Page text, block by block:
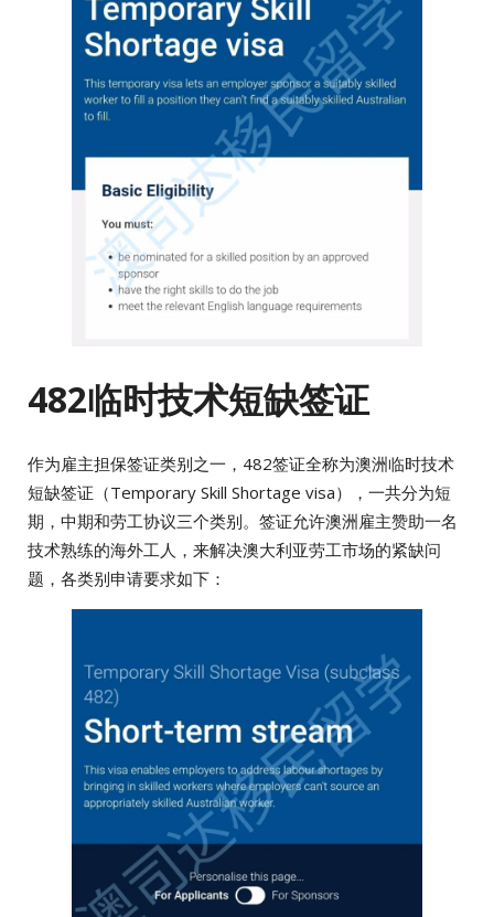
482临时技术短缺签证
作为雇主担保签证类别之一，482签证全称为澳洲临时技术
短缺签证（Temporary Skill Shortage visa），一共分为短
期，中期和劳工协议三个类别。签证允许澳洲雇主赞助一名
技术熟练的海外工人，来解决澳大利亚劳工市场的紧缺问
题，各类别申请要求如下：